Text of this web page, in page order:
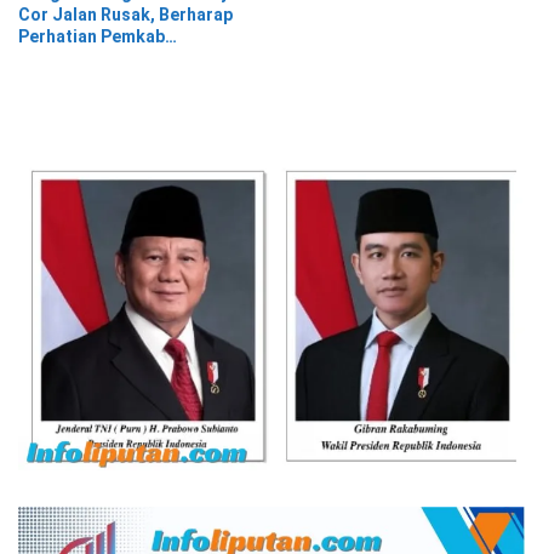
Cor Jalan Rusak, Berharap
Perhatian Pemkab